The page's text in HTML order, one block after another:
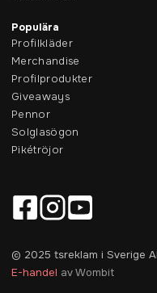
Populära
Profilkläder
Merchandise
Profilprodukter
Giveaways
Pennor
Solglasögon
Pikétröjor
© 2025 tsreklam i Sverige
E-handel av Wombit